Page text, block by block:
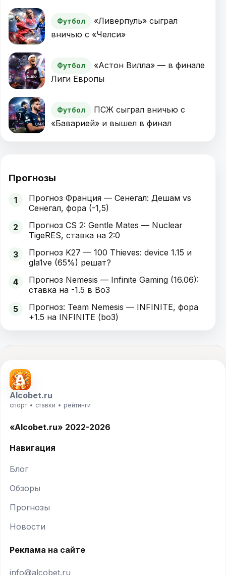
Футбол
«Ливерпуль» сыграл
вничью с «Челси»
Футбол
«Астон Вилла» — в финале
Лиги Европы
Футбол
ПСЖ сыграл вничью с
«Баварией» и вышел в финал
Прогнозы
1
Прогноз Франция — Сенегал: Дешам vs
Сенегал, фора (-1,5)
2
Прогноз CS 2: Gentle Mates — Nuclear
TigeRES, ставка на 2:0
3
Прогноз K27 — 100 Thieves: device 1.15 и
gla1ve (65%) решат?
4
Прогноз Nemesis — Infinite Gaming (16.06):
ставка на -1.5 в Bo3
5
Прогноз: Team Nemesis — INFINITE, фора
+1.5 на INFINITE (bo3)
Alcobet.ru
спорт • ставки • рейтинги
«Alcobet.ru» 2022-2026
Навигация
Блог
Обзоры
Прогнозы
Новости
Реклама на сайте
info@alcobet.ru